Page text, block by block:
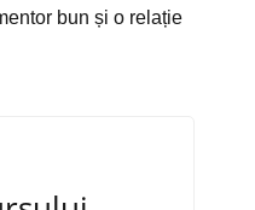
bun și o relație